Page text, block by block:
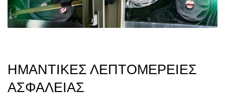
ΗΜΑΝΤΙΚΕΣ ΛΕΠΤΟΜΕΡΕΙΕΣ
ΑΣΦΑΛΕΙΑΣ